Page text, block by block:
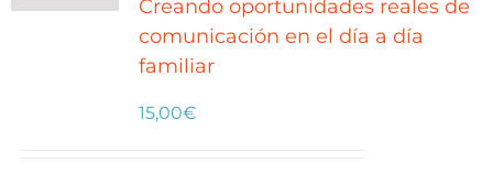
Creando oportunidades reales de
comunicación en el día a día
familiar
15,00€